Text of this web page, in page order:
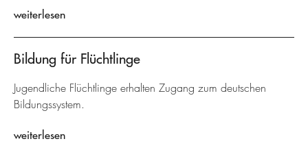
weiterlesen
Bildung für Flüchtlinge
Jugendliche Flüchtlinge erhalten Zugang zum deutschen
Bildungssystem.
weiterlesen